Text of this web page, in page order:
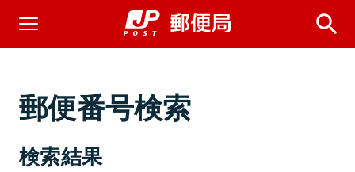
郵便番号検索
検索結果